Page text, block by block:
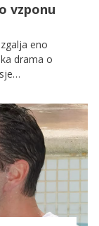
vzponu
eno
drama o